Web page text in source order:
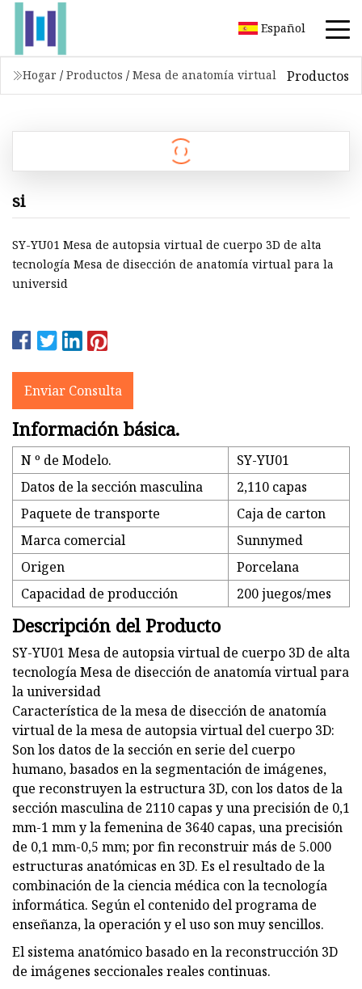
Español
Hogar / Productos / Mesa de anatomía virtual Productos
si
SY-YU01 Mesa de autopsia virtual de cuerpo 3D de alta
tecnología Mesa de disección de anatomía virtual para la
universid
Enviar Consulta
Información básica.
N º de Modelo.
SY-YU01
Datos de la sección masculina
2,110 capas
Paquete de transporte
Caja de carton
Marca comercial
Sunnymed
Origen
Porcelana
Capacidad de producción
200 juegos/mes
Descripción del Producto
SY-YU01 Mesa de autopsia virtual de cuerpo 3D de alta
tecnología Mesa de disección de anatomía virtual para
la universidad
Característica de la mesa de disección de anatomía
virtual de la mesa de autopsia virtual del cuerpo 3D:
Son los datos de la sección en serie del cuerpo
humano, basados ​​en la segmentación de imágenes,
que reconstruyen la estructura 3D, con los datos de la
sección masculina de 2110 capas y una precisión de 0,1
mm-1 mm y la femenina de 3640 capas, una precisión
de 0,1 mm-0,5 mm; por fin reconstruir más de 5.000
estructuras anatómicas en 3D. Es el resultado de la
combinación de la ciencia médica con la tecnología
informática. Según el contenido del programa de
enseñanza, la operación y el uso son muy sencillos.
El sistema anatómico basado en la reconstrucción 3D
de imágenes seccionales reales continuas.